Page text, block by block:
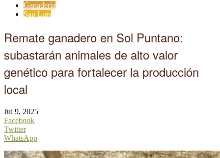
Ganadería
San Luis
Remate ganadero en Sol Puntano:
subastarán animales de alto valor
genético para fortalecer la producción
local
Jul 9, 2025
Facebook
Twitter
WhatsApp